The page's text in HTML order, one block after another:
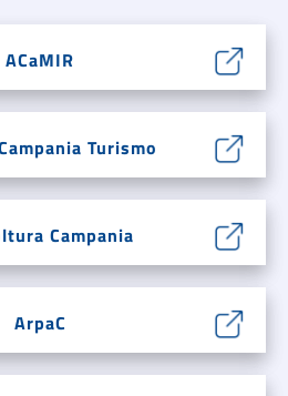
ACaMIR
Turismo
Campania
ArpaC